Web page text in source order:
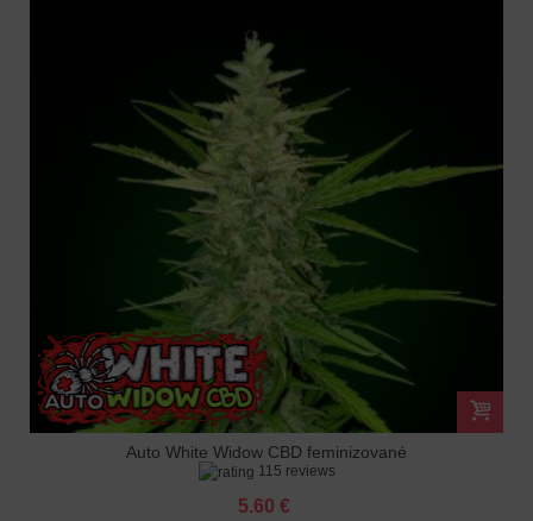
Auto White Widow CBD feminizované
115 reviews
5.60 €